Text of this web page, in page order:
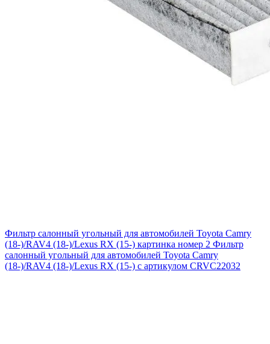
Фильтр салонный угольный для автомобилей Toyota Camry
(18-)/RAV4 (18-)/Lexus RX (15-) картинка номер 2 Фильтр
салонный угольный для автомобилей Toyota Camry
(18-)/RAV4 (18-)/Lexus RX (15-) с артикулом CRVC22032